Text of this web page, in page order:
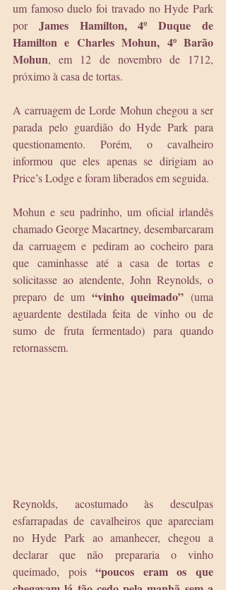
um famoso duelo foi travado no Hyde Park
por James Hamilton, 4º Duque de
Hamilton e Charles Mohun, 4º Barão
Mohun, em 12 de novembro de 1712,
próximo à casa de tortas.
A carruagem de Lorde Mohun chegou a ser
parada pelo guardião do Hyde Park para
questionamento. Porém, o cavalheiro
informou que eles apenas se dirigiam ao
Price’s Lodge e foram liberados em seguida.
Mohun e seu padrinho, um oficial irlandês
chamado George Macartney, desembarcaram
da carruagem e pediram ao cocheiro para
que caminhasse até a casa de tortas e
solicitasse ao atendente, John Reynolds, o
preparo de um “vinho queimado” (uma
aguardente destilada feita de vinho ou de
sumo de fruta fermentado) para quando
retornassem.
Reynolds, acostumado às desculpas
esfarrapadas de cavalheiros que apareciam
no Hyde Park ao amanhecer, chegou a
declarar que não prepararia o vinho
queimado, pois “poucos eram os que